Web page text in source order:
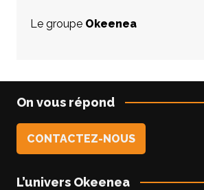
Le groupe Okeenea
On vous répond
CONTACTEZ-NOUS
L’univers Okeenea